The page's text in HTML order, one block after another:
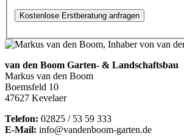
van den Boom Garten- & Landschaftsbau
Markus van den Boom
Boemsfeld 10
47627 Kevelaer
Telefon: 02825 / 53 59 333
E-Mail: info@vandenboom-garten.de